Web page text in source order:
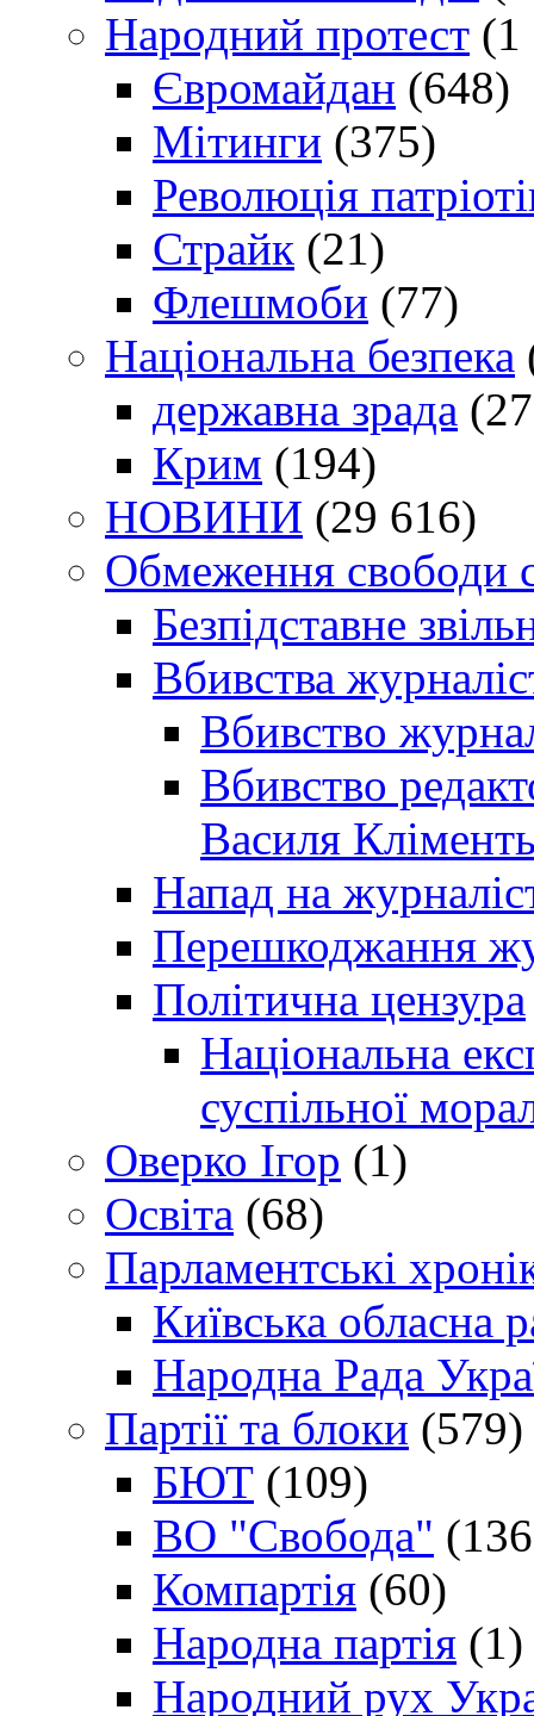
Народний протест (1
Євромайдан (648)
Мітинги (375)
Революція
Страйк (21)
Флешмоби (77)
Національна безпека
державна зрада
Крим (194)
НОВИНИ (29 616)
Обмеження свободи
Безпідставне
Вбивства
Вбивство
Вбивство
Василя
Напад на
Перешкоджання
Політична цензура
Національна
суспільної
Оверко Ігор (1)
Освіта (68)
Парламентські
Київська обласна
Народна Рада
Партії та блоки (579)
БЮТ (109)
ВО "Свобода"
Компартія (60)
Народна партія (1)
Народний рух